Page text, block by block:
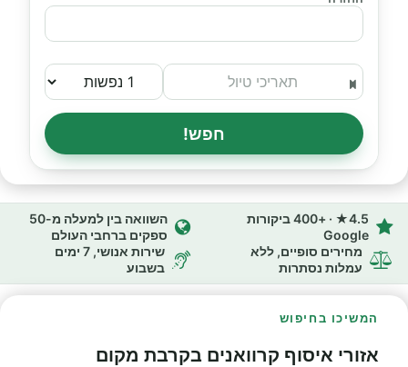
חפש!
4.5★ · +400 ביקורות
Google
השוואה בין למעלה מ-50
ספקים ברחבי העולם
מחירים סופיים, ללא
עמלות נסתרות
שירות אנושי, 7 ימים
בשבוע
המשיכו בחיפוש
אזורי איסוף קרוואנים בקרבת מקום